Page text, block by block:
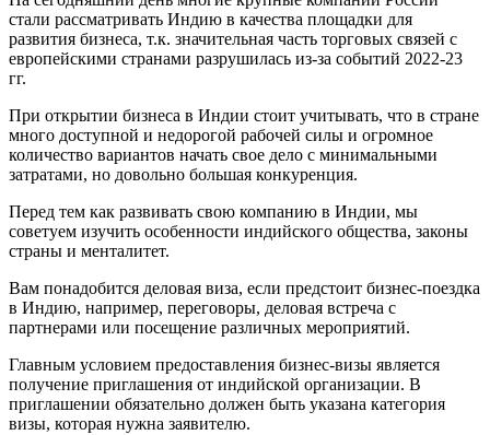
стали рассматривать Индию в качества площадки для
развития бизнеса, т.к. значительная часть торговых связей с
европейскими странами разрушилась из-за событий 2022-23
гг.
При открытии бизнеса в Индии стоит учитывать, что в стране
много доступной и недорогой рабочей силы и огромное
количество вариантов начать свое дело с минимальными
затратами, но довольно большая конкуренция.
Перед тем как развивать свою компанию в Индии, мы
советуем изучить особенности индийского общества, законы
страны и менталитет.
Вам понадобится деловая виза, если предстоит бизнес-поездка
в Индию, например, переговоры, деловая встреча с
партнерами или посещение различных мероприятий.
Главным условием предоставления бизнес-визы является
получение приглашения от индийской организации. В
приглашении обязательно должен быть указана категория
визы, которая нужна заявителю.